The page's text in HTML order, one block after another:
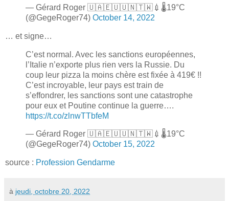
— Gérard Roger 🇺🇦🇪🇺🇺🇳🇹🇼💉🌡19°C
(@GegeRoger74) October 14, 2022
… et signe…
C’est normal. Avec les sanctions européennes,
l’Italie n’exporte plus rien vers la Russie. Du
coup leur pizza la moins chère est fixée à 419€ !!
C’est incroyable, leur pays est train de
s’effondrer, les sanctions sont une catastrophe
pour eux et Poutine continue la guerre….
https://t.co/zlnwTTbfeM
— Gérard Roger 🇺🇦🇪🇺🇺🇳🇹🇼💉🌡19°C
(@GegeRoger74) October 15, 2022
source : Profession Gendarme
à jeudi, octobre 20, 2022